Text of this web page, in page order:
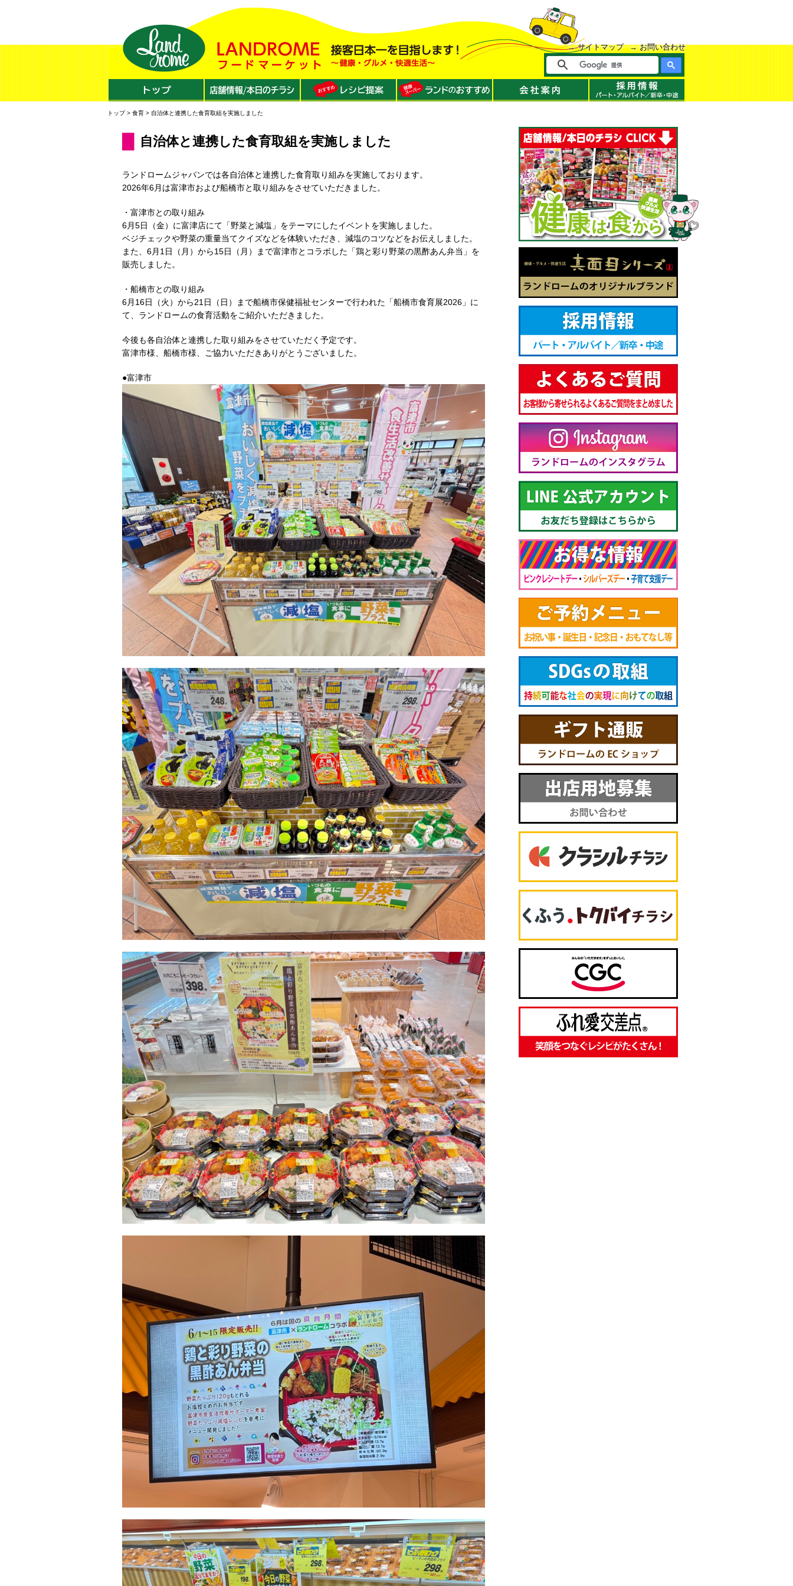
サイトマップ お問い合わせ
トップ> 食育 > 自治体と連携した食育取組を実施しました
自治体と連携した食育取組を実施しました
ランドロームジャパンでは各自治体と連携した食育取り組みを実施しております。
2026年6月は富津市および船橋市と取り組みをさせていただきました。
・富津市との取り組み
6月5日（金）に富津店にて「野菜と減塩」をテーマにしたイベントを実施しました。
ベジチェックや野菜の重量当てクイズなどを体験いただき、減塩のコツなどをお伝えしました。
また、6月1日（月）から15日（月）まで富津市とコラボした「鶏と彩り野菜の黒酢あん弁当」を
販売しました。
・船橋市との取り組み
6月16日（火）から21日（日）まで船橋市保健福祉センターで行われた「船橋市食育展2026」に
て、ランドロームの食育活動をご紹介いただきました。
今後も各自治体と連携した取り組みをさせていただく予定です。
富津市様、船橋市様、ご協力いただきありがとうございました。
●富津市